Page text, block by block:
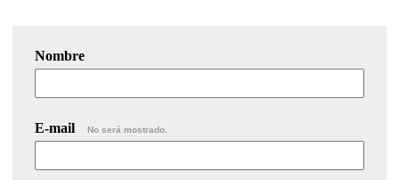
Nombre
E-mail No será mostrado.